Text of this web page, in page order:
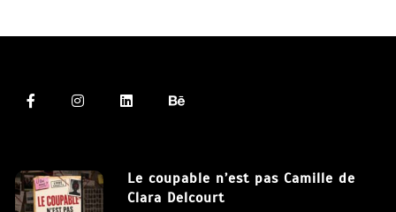
Le coupable n’est pas Camille de
Clara Delcourt